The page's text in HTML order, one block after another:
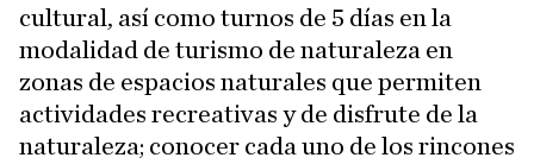
cultural, así como turnos de 5 días en la
modalidad de turismo de naturaleza en
zonas de espacios naturales que permiten
actividades recreativas y de disfrute de la
naturaleza; conocer cada uno de los rincones